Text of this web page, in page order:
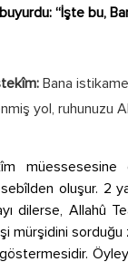
“İşte bu,
Bana
yol, ruhunuzu
müessesesine
oluşur. 2
dilerse, Allahû
mürşidini sorduğu